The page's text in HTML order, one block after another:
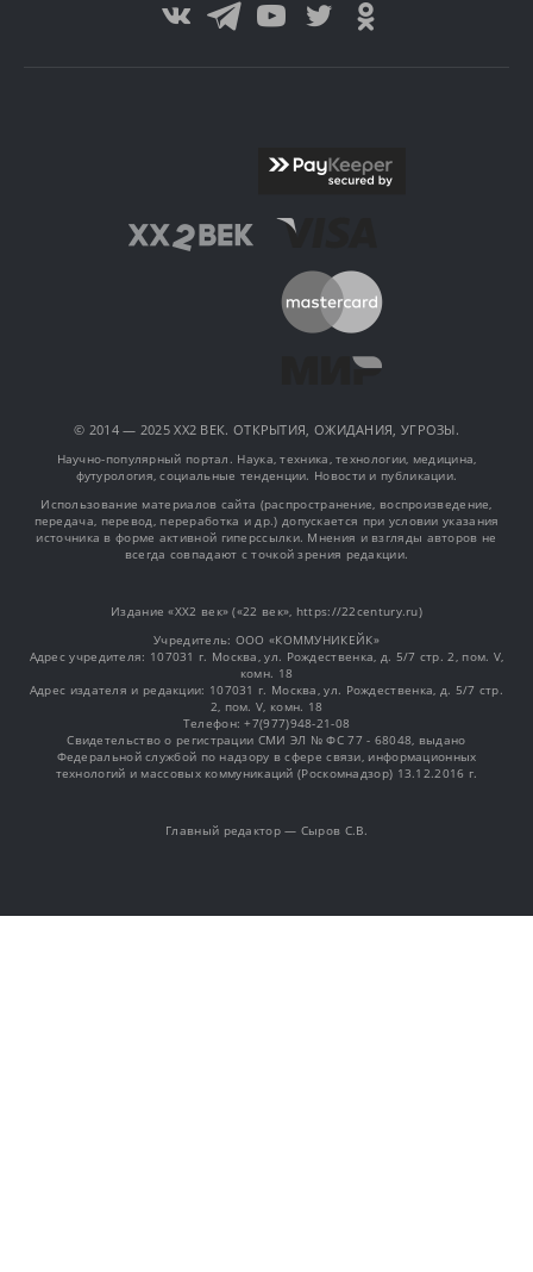
© 2014 — 2025 XX2 ВЕК. ОТКРЫТИЯ, ОЖИДАНИЯ, УГРОЗЫ.
Научно-популярный портал. Наука, техника, технологии, медицина,
футурология, социальные тенденции. Новости и публикации.
Использование материалов сайта (распространение, воспроизведение,
передача, перевод, переработка и др.) допускается при условии указания
источника в форме активной гиперссылки. Мнения и взгляды авторов не
всегда совпадают с точкой зрения редакции.
Издание «XX2 век» («22 век», https://22century.ru)
Учредитель: OOO «КОММУНИКЕЙК»
Адрес учредителя: 107031 г. Москва, ул. Рождественка, д. 5/7 стр. 2, пом. V,
комн. 18
Адрес издателя и редакции: 107031 г. Москва, ул. Рождественка, д. 5/7 стр.
2, пом. V, комн. 18
Телефон: +7(977)948-21-08
Свидетельство о регистрации СМИ ЭЛ № ФС 77 - 68048, выдано
Федеральной службой по надзору в сфере связи, информационных
технологий и массовых коммуникаций (Роскомнадзор) 13.12.2016 г.
Главный редактор — Сыров С.В.